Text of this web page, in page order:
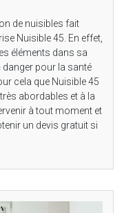
de nuisibles fait
Nuisible 45. En effet,
éléments dans sa
pour la santé
cela que Nuisible 45
abordables et à la
à tout moment et
un devis gratuit si